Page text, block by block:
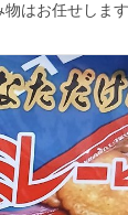
はお任せします